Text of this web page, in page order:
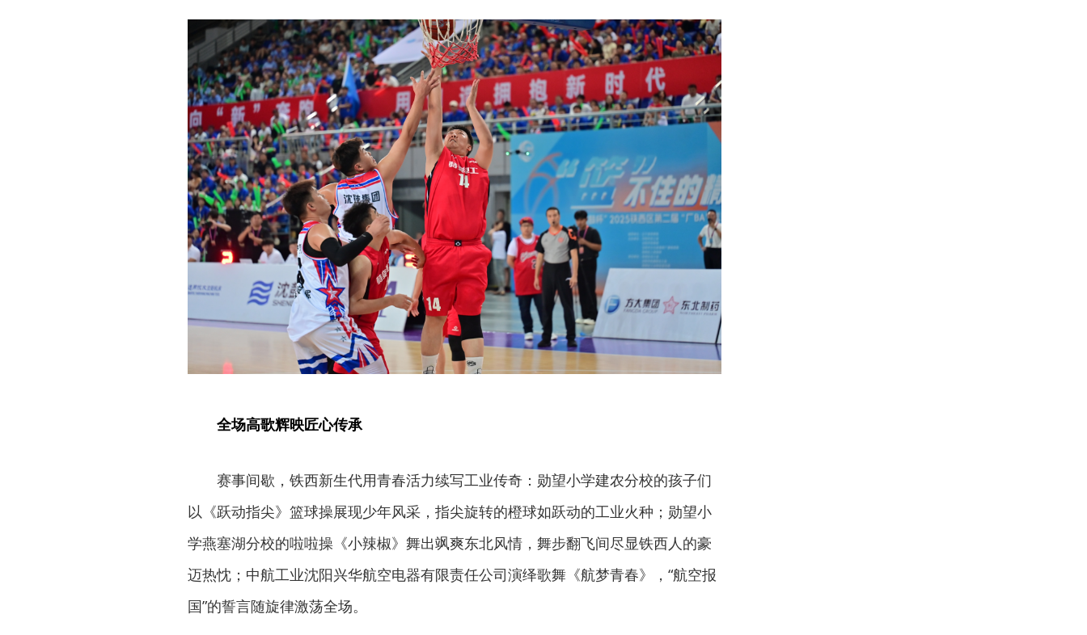
全场高歌辉映匠心传承
赛事间歇，铁西新生代用青春活力续写工业传奇：勋望小学建农分校的孩子们
以《跃动指尖》篮球操展现少年风采，指尖旋转的橙球如跃动的工业火种；勋望小
学燕塞湖分校的啦啦操《小辣椒》舞出飒爽东北风情，舞步翻飞间尽显铁西人的豪
迈热忱；中航工业沈阳兴华航空电器有限责任公司演绎歌舞《航梦青春》，“航空报
国”的誓言随旋律激荡全场。